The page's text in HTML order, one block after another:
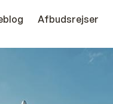
Afbudsrejser